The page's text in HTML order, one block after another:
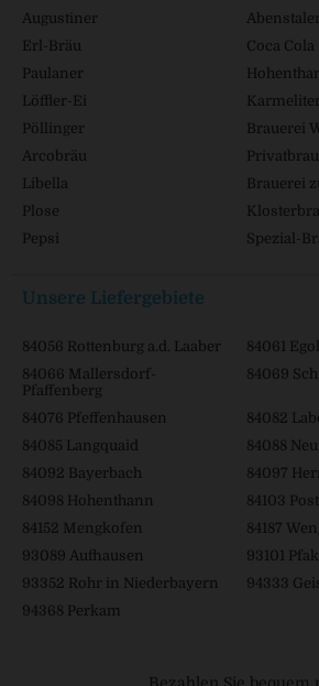
Augustiner
Abenstaler
Erl-Bräu
Coca Cola
Paulaner
Löffler-Ei
Pöllinger
Brauerei
Arcobräu
Libella
Brauerei
Plose
Pepsi
Spezial-
Unsere Liefergebiete
84056 Rottenburg a.d. Laaber
84061
84066 Mallersdorf-
Pfaffenberg
84069
84076 Pfeffenhausen
84082
84085 Langquaid
84088
84092 Bayerbach
84097
84098 Hohenthann
84103
84152 Mengkofen
84187
93089 Aufhausen
93101
93352 Rohr in Niederbayern
94333
94368 Perkam
Bezahlen Sie bequem